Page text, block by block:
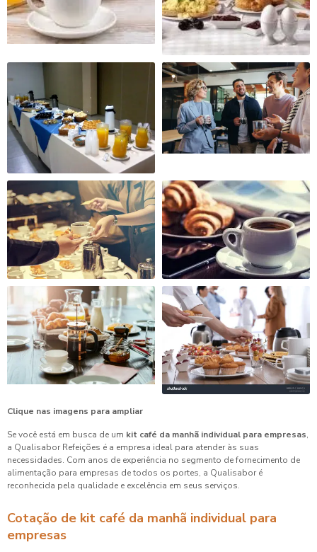
Clique nas imagens para ampliar
Se você está em busca de um kit café da manhã individual para empresas,
a Qualisabor Refeições é a empresa ideal para atender às suas
necessidades. Com anos de experiência no segmento de fornecimento de
alimentação para empresas de todos os portes, a Qualisabor é
reconhecida pela qualidade e excelência em seus serviços.
Cotação de kit café da manhã individual para
empresas